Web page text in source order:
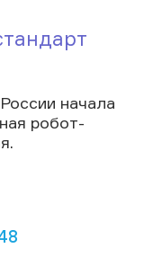
начала
робот-